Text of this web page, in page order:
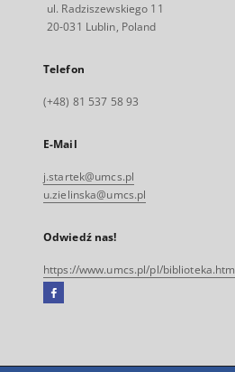
ul. Radziszewskiego 11
20-031 Lublin, Poland
Telefon
(+48) 81 537 58 93
E-Mail
j.startek@umcs.pl
u.zielinska@umcs.pl
Odwiedź nas!
https://www.umcs.pl/pl/biblioteka.htm
Facebook
się